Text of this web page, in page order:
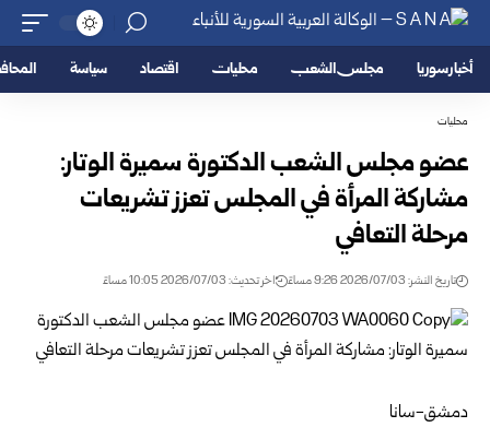
أخبار سوريا مجلس الشعب محليات اقتصاد سياسة
محليات
عضو مجلس الشعب الدكتورة سميرة الوتار:
مشاركة المرأة في المجلس تعزز تشريعات
مرحلة التعافي
تاريخ النشر: 2026/07/03 9:26 مساءً اخر تحديث: 2026/07/03 10:05 مساءً
دمشق-سانا